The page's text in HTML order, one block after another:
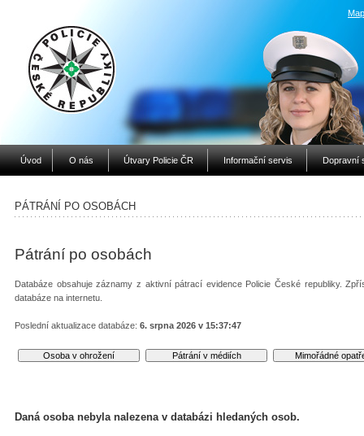
Úvod O nás Útvary Policie ČR Informační servis Dopravní
PÁTRÁNÍ PO OSOBÁCH
Pátrání po osobách
Databáze obsahuje záznamy z aktivní pátrací evidence Policie České republiky.
databáze na internetu.
Poslední aktualizace databáze: 6. srpna 2026 v 15:37:47
Daná osoba nebyla nalezena v databázi hledaných osob.